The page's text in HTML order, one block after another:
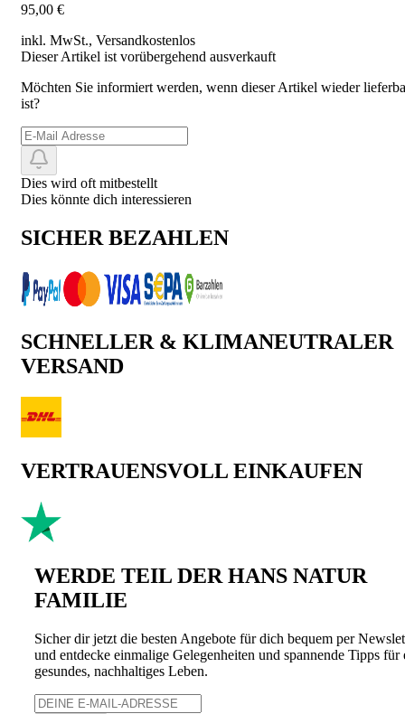
95,00 €
inkl. MwSt., Versandkostenlos
Dieser Artikel ist vorübergehend ausverkauft
Möchten Sie informiert werden, wenn dieser Artikel wieder
ist?
Dies wird oft mitbestellt
Dies könnte dich interessieren
SICHER BEZAHLEN
SCHNELLER & KLIMANEUTRALER
VERSAND
VERTRAUENSVOLL EINKAUFEN
WERDE TEIL DER HANS NATUR
FAMILIE
Sicher dir jetzt die besten Angebote für dich bequem per
und entdecke einmalige Gelegenheiten und spannende Tipps für
gesundes, nachhaltiges Leben.